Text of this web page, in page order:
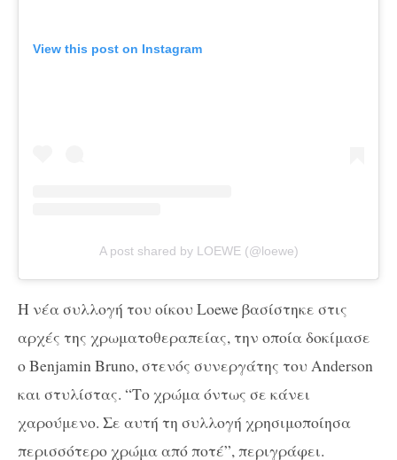
View this post on Instagram
A post shared by LOEWE (@loewe)
Η νέα συλλογή του οίκου Loewe βασίστηκε στις
αρχές της χρωματοθεραπείας, την οποία δοκίμασε
ο Benjamin Bruno, στενός συνεργάτης του Anderson
και στυλίστας. “Το χρώμα όντως σε κάνει
χαρούμενο. Σε αυτή τη συλλογή χρησιμοποίησα
περισσότερο χρώμα από ποτέ”, περιγράφει.